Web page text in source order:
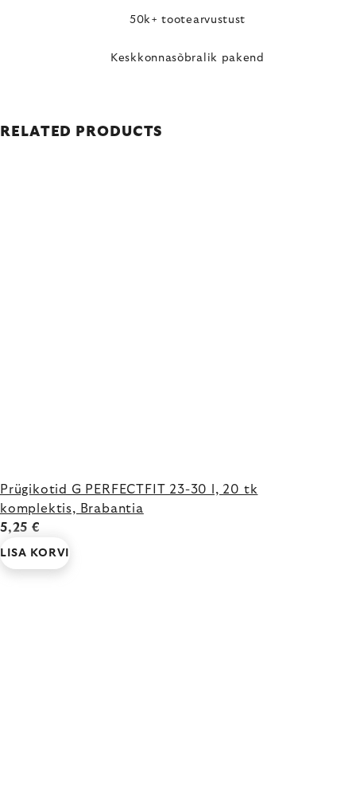
50k+ tootearvustust
Keskkonnasõbralik pakend
RELATED PRODUCTS
Prügikotid G PERFECTFIT 23-30 l, 20 tk
komplektis, Brabantia
5,25 €
LISA KORVI